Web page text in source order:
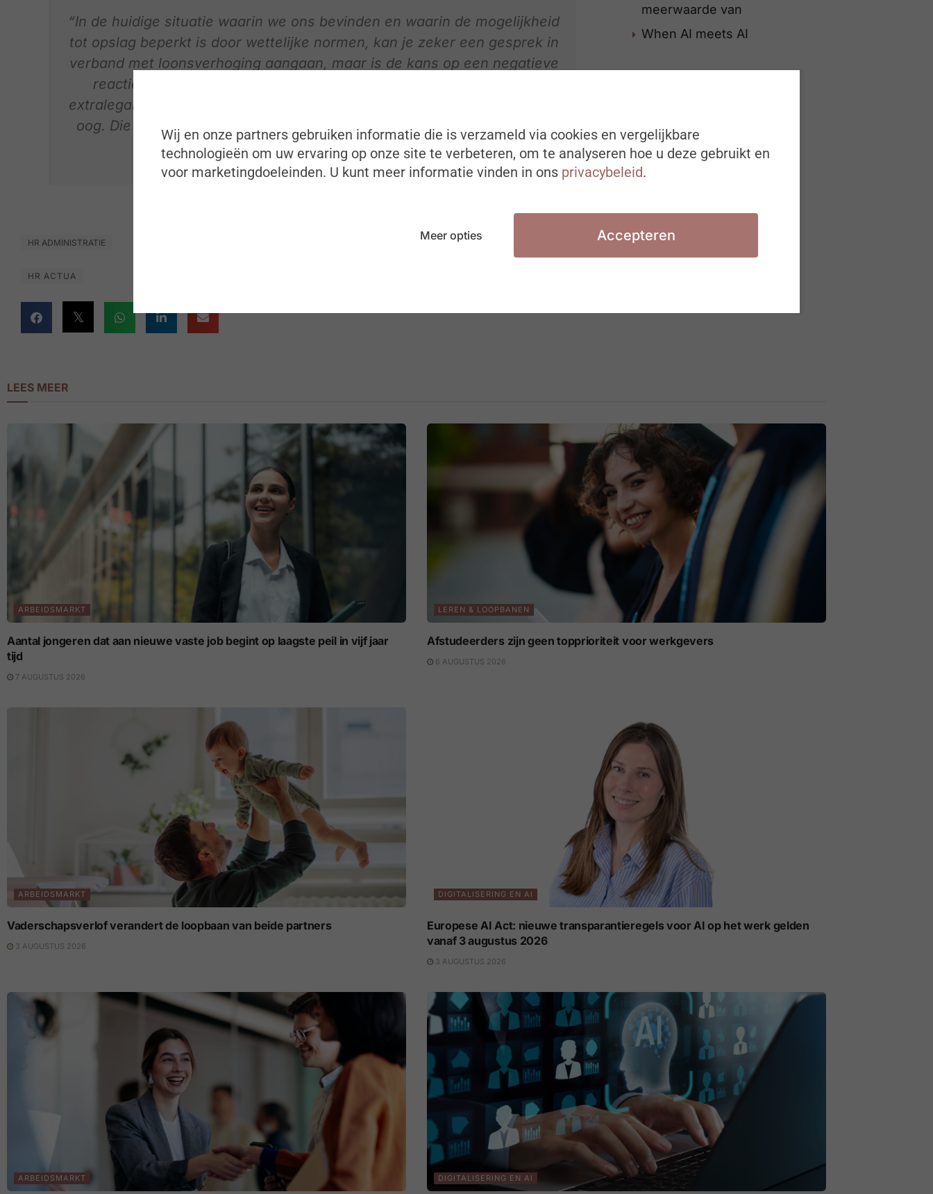
“In de huidige situatie waarin we ons bevinden en waarin de mogelijkheid
tot opslag beperkt is door wettelijke normen, kan je zeker een gesprek in
verband met loonsverhoging aangaan, maar is de kans op een negatieve
reactie groter. Verlies bij een eventuele loononderhandeling zeker
extralegale voordelen en verschillende vormen van flexibiliteit niet uit het
oog. Die kunnen naast een loonsverhoging een interessante aanvulling
zijn in het loonpakket”, zegt Jeroen Diels.
HR ADMINISTRATIE
HR ACTUA
meerwaarde van
When AI meets AI
LEES MEER
ARBEIDSMARKT
Aantal jongeren dat aan nieuwe vaste job begint op laagste peil in vijf jaar
tijd
7 AUGUSTUS 2026
LEREN & LOOPBANEN
Afstudeerders zijn geen topprioriteit voor werkgevers
6 AUGUSTUS 2026
ARBEIDSMARKT
Vaderschapsverlof verandert de loopbaan van beide partners
3 AUGUSTUS 2026
DIGITALISERING EN AI
Europese AI Act: nieuwe transparantieregels voor AI op het werk gelden
vanaf 3 augustus 2026
3 AUGUSTUS 2026
ARBEIDSMARKT DIGITALISERING EN AI
Wij en onze partners gebruiken informatie die is verzameld via cookies en vergelijkbare
technologieën om uw ervaring op onze site te verbeteren, om te analyseren hoe u deze gebruikt en
voor marketingdoeleinden. U kunt meer informatie vinden in ons privacybeleid.
Meer opties Accepteren